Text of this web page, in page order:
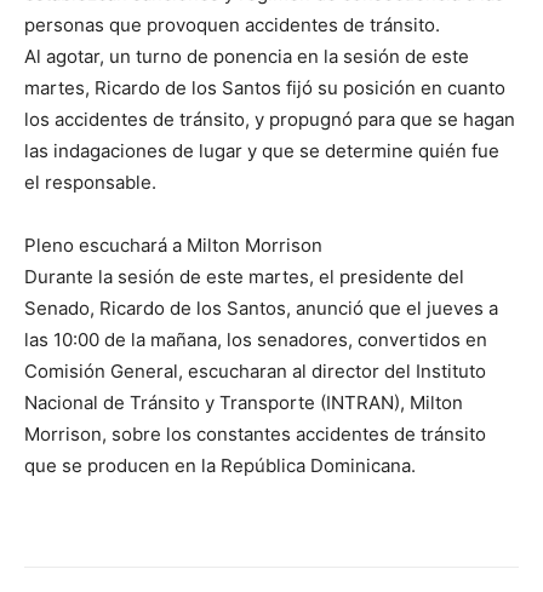
personas que provoquen accidentes de tránsito.
Al agotar, un turno de ponencia en la sesión de este
martes, Ricardo de los Santos fijó su posición en cuanto
los accidentes de tránsito, y propugnó para que se hagan
las indagaciones de lugar y que se determine quién fue
el responsable.
Pleno escuchará a Milton Morrison
Durante la sesión de este martes, el presidente del
Senado, Ricardo de los Santos, anunció que el jueves a
las 10:00 de la mañana, los senadores, convertidos en
Comisión General, escucharan al director del Instituto
Nacional de Tránsito y Transporte (INTRAN), Milton
Morrison, sobre los constantes accidentes de tránsito
que se producen en la República Dominicana.